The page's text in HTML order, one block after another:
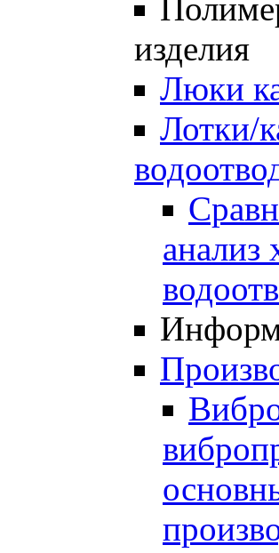
изделия
Люки
Лотки/
анализ